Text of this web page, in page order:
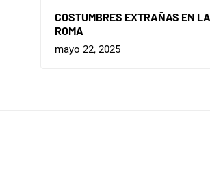
COSTUMBRES EXTRAÑAS EN
ROMA
mayo 22, 2025